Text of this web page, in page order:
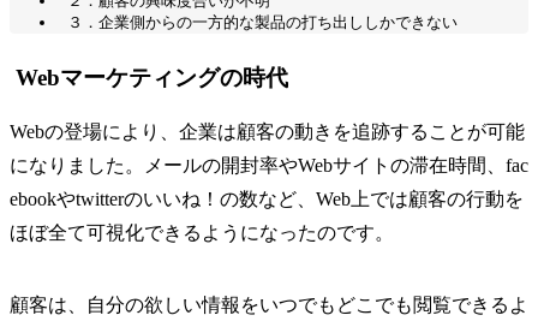
３．企業側からの一方的な製品の打ち出ししかできない
Webマーケティングの時代
Webの登場により、企業は顧客の動きを追跡することが可能
になりました。メールの開封率やWebサイトの滞在時間、fac
ebookやtwitterのいいね！の数など、Web上では顧客の行動を
ほぼ全て可視化できるようになったのです。
顧客は、自分の欲しい情報をいつでもどこでも閲覧できるよ